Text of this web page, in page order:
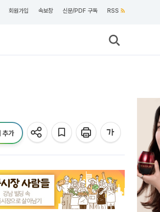
회원가입 속보창 신문/PDF 구독 RSS
추가